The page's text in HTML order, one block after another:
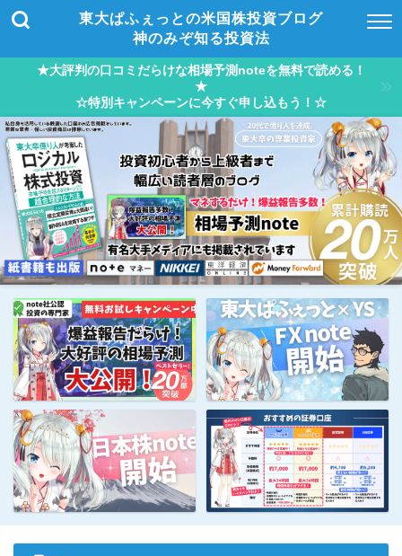
東大ぱふぇっとの米国株投資ブログ
神のみぞ知る投資法
★大評判の口コミだらけな相場予測noteを無料で読める！
★
☆特別キャンペーンに今すぐ申し込もう！☆